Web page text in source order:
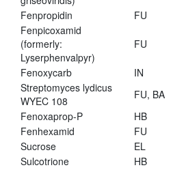
Fenpropidin FU
Fenpicoxamid
(formerly:
Lyserphenvalpyr)
FU
Fenoxycarb IN
Streptomyces lydicus
WYEC 108
FU, BA
Fenoxaprop-P
HB
Fenhexamid
FU
Sucrose
EL
Sulcotrione
HB